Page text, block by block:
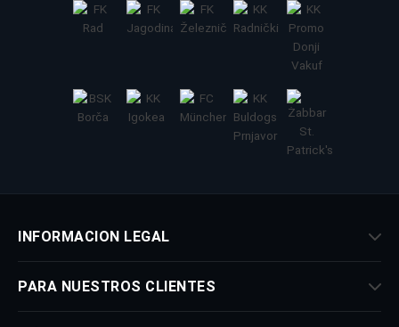
INFORMACION LEGAL
PARA NUESTROS CLIENTES